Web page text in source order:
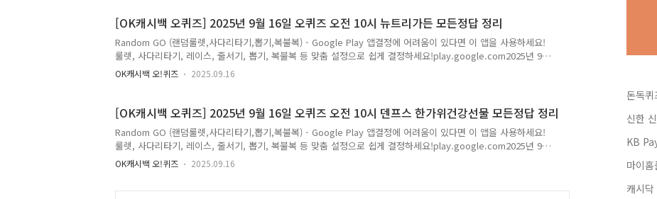
보다 손쉽게 알고 싶으시다면,구독 또는 즐겨찾기 추가를 권장합니다.네이버나 다음에 돈독퀴즈를 검색해주세요!!
오퀴즈에 대해 더 자세히..
[OK캐시백 오퀴즈] 2025년 9월 16일 오퀴즈 오전 10시 뉴트리가든 모든정답 정리
Random GO (랜덤룰렛,사다리타기,뽑기,복불복) - Google Play 앱결정에 어려움이 있다면 이 앱을 사용하세요!
룰렛, 사다리타기, 레이스, 줄서기, 뽑기, 복불복 등 맞춤 설정으로 쉽게 결정하세요!play.google.com2025년 9
월 16일 OK캐시백 오퀴즈 오전 10시 뉴트리가든 정답모음Q. 핫딜몰 9월 이벤트ㅍ ㅇ ㅌ 로 결제하면 최저가!뉴
트리가든 루테인지아잔틴 3박스9월 오늘의 핫딜 놓치지 마세요. 정답은 [ 포인트 ] 저는 오퀴즈의 정답을최대한 빠
즐겨찾기 추가를 권장합니다.네이버나 다음에 돈독퀴즈를 검색해주세요!! 오퀴즈에 대해 더 자세히 알고싶으시다
면, ↓↓↓↓↓↓↓캐..
OK캐시백 오!퀴즈 2025.09.16
[OK캐시백 오퀴즈] 2025년 9월 16일 오퀴즈 오전 10시 덴프스 한가위건강선물 모든정답 정리
Random GO (랜덤룰렛,사다리타기,뽑기,복불복) - Google Play 앱결정에 어려움이 있다면 이 앱을 사용하세요!
룰렛, 사다리타기, 레이스, 줄서기, 뽑기, 복불복 등 맞춤 설정으로 쉽게 결정하세요!play.google.com2025년 9
월 16일 OK캐시백 오퀴즈 오전 10시 덴프스 한가위건강선물 정답모음Q. 9/16 단 하루! 프리미엄 특가전, 덴프스
한가위 건강 선물대전 라이브!100억 CFU 보장, 우수한 장 정착력과 생존력!OOOOOOOOO24시간 추가 증정 이
OK캐시백 오!퀴즈 2025.09.16
돈독퀴
신한
KB
마이
캐시